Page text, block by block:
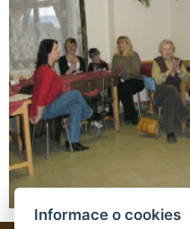
Informace o cookies